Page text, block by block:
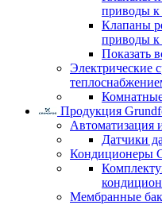
приводы
Клапаны
приводы
Показать
Электрические
Продукция
Датчики
Кондиционеры
Мембранные